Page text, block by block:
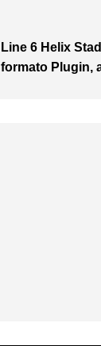
Line 6 Helix
formato Plugin,